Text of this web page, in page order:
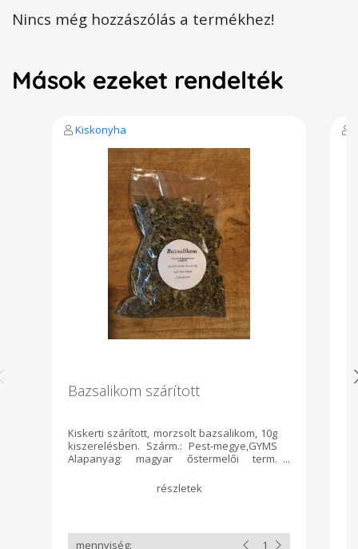
Nincs még hozzászólás a termékhez!
Mások ezeket rendelték
Kiskonyha
Bazsalikom szárított
Kiskerti szárított, morzsolt bazsalikom, 10g
kiszerelésben. Szárm.: Pest-megye,GYMS
Alapanyag: magyar őstermelői term.
elsődleges, kézműv.term. Csomagolás: